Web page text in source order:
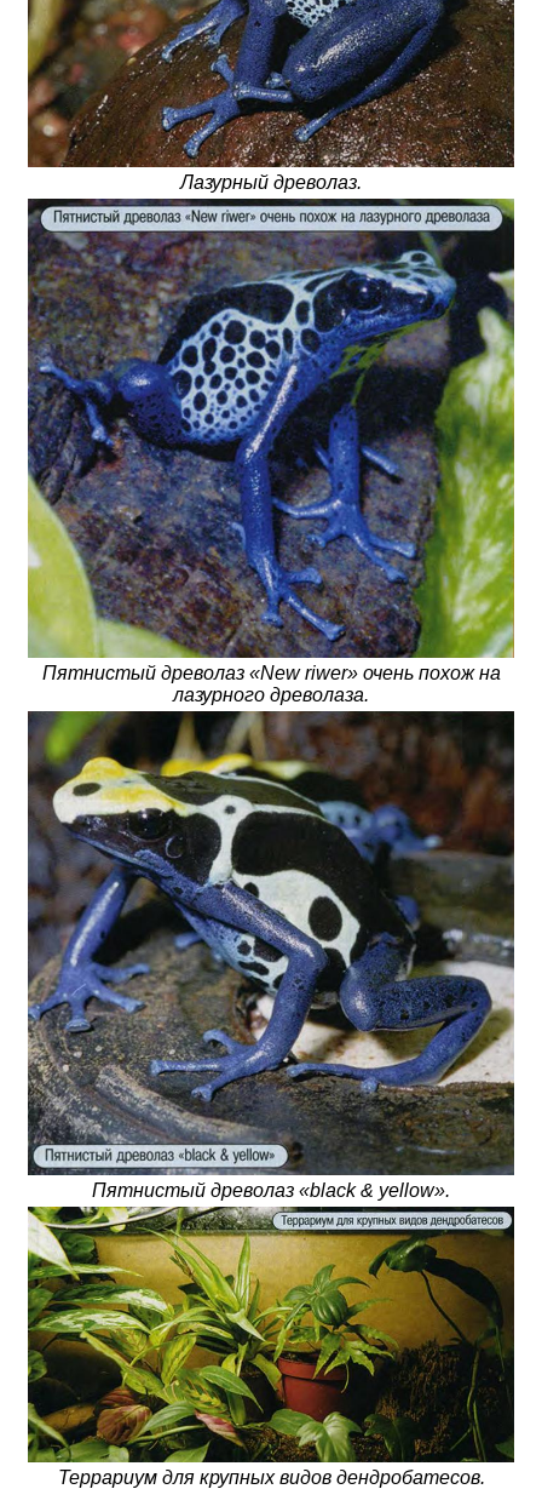
Лазурный древолаз.
Пятнистый древолаз «New riwer» очень похож на
лазурного древолаза.
Пятнистый древолаз «black & yellow».
Террариум для крупных видов дендробатесов.